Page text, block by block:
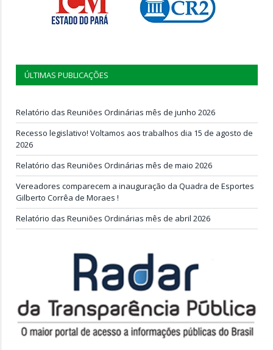
ÚLTIMAS PUBLICAÇÕES
Relatório das Reuniões Ordinárias mês de junho 2026
Recesso legislativo! Voltamos aos trabalhos dia 15 de agosto de
2026
Relatório das Reuniões Ordinárias mês de maio 2026
Vereadores comparecem a inauguração da Quadra de Esportes
Gilberto Corrêa de Moraes !
Relatório das Reuniões Ordinárias mês de abril 2026